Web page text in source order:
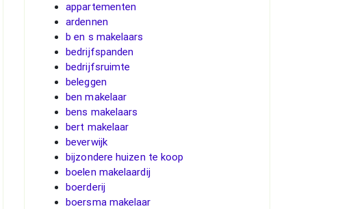
appartementen
ardennen
b en s makelaars
bedrijfspanden
bedrijfsruimte
beleggen
ben makelaar
bens makelaars
bert makelaar
beverwijk
bijzondere huizen te koop
boelen makelaardij
boerderij
boersma makelaar